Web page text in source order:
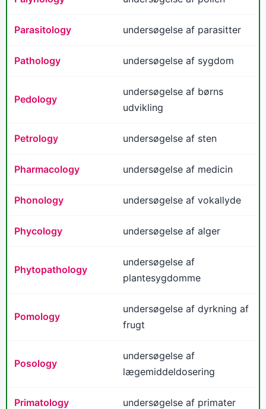
Parasitology undersøgelse af parasitter
Pathology undersøgelse af sygdom
Pedology
undersøgelse af børns
udvikling
Petrology undersøgelse af sten
Pharmacology undersøgelse af medicin
Phonology undersøgelse af vokallyde
Phycology undersøgelse af alger
Phytopathology
undersøgelse af
plantesygdomme
Pomology
undersøgelse af dyrkning af
frugt
Posology
undersøgelse af
lægemiddeldosering
Primatology undersøgelse af primater